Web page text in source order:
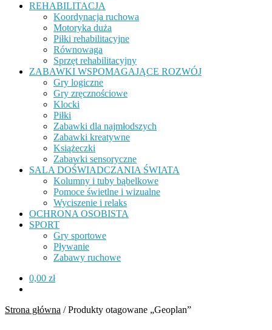
REHABILITACJA
Koordynacja ruchowa
Motoryka duża
Piłki rehabilitacyjne
Równowaga
Sprzęt rehabilitacyjny
ZABAWKI WSPOMAGAJĄCE ROZWÓJ
Gry logiczne
Gry zręcznościowe
Klocki
Piłki
Zabawki dla najmłodszych
Zabawki kreatywne
Książeczki
Zabawki sensoryczne
SALA DOŚWIADCZANIA ŚWIATA
Kolumny i tuby bąbelkowe
Pomoce świetlne i wizualne
Wyciszenie i relaks
OCHRONA OSOBISTA
SPORT
Gry sportowe
Pływanie
Zabawy ruchowe
0,00 zł
Strona główna /Produkty otagowane „Geoplan”